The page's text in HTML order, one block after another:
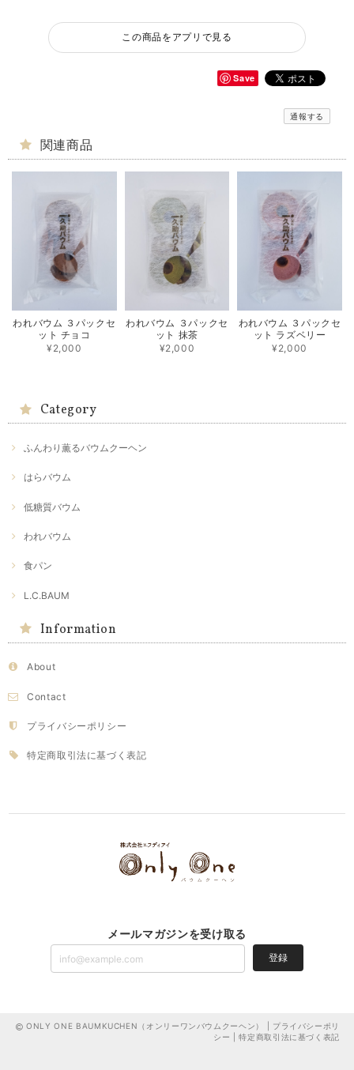
この商品をアプリで見る
Save
通報する
関連商品
われバウム ３パックセ
ット チョコ
¥2,000
われバウム ３パックセ
ット 抹茶
¥2,000
われバウム ３パックセ
ット ラズベリー
¥2,000
Category
ふんわり薫るバウムクーヘン
はらバウム
低糖質バウム
われバウム
食パン
L.C.BAUM
Information
About
Contact
プライバシーポリシー
特定商取引法に基づく表記
メールマガジンを受け取る
登録
ONLY ONE BAUMKUCHEN（オンリーワンバウムクーヘン） | プライバシーポリ
シー
|特定商取引法に基づく表記